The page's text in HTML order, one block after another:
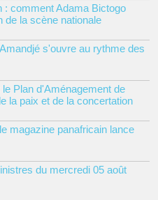
: comment Adama Bictogo
de la scène nationale
s'ouvre au rythme des
Plan d'Aménagement de
la paix et de la concertation
magazine panafricain lance
du mercredi 05 août